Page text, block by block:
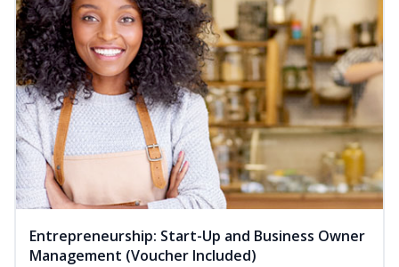
Entrepreneurship: Start-Up and Business Owner
Management (Voucher Included)